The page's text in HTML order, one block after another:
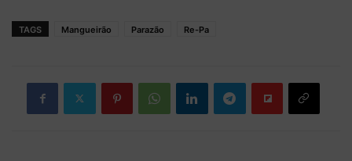
TAGS Mangueirão Parazão Re-Pa